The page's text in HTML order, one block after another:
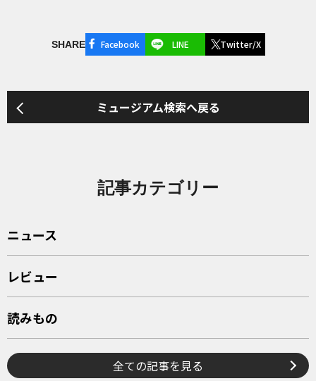
SHARE Facebook LINE Twitter/X
ミュージアム検索へ戻る
記事カテゴリー
ニュース
レビュー
読みもの
全ての記事を見る